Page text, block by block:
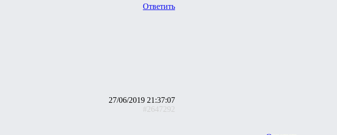
Ответить
27/06/2019 21:37:07
#2647292